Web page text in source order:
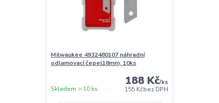
Milwaukee 4932480107 náhradní
odlamovací čepel18mm, 10ks
188 Kč/ks
155 Kčbez DPH
Skladem > 10 ks